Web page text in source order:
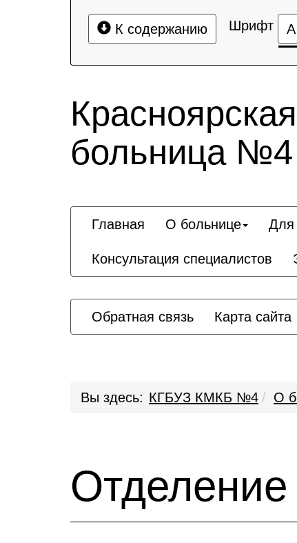
К содержанию Шрифт А
больница №4
Главная О больнице Для
Консультация специалистов
Обратная связь Карта сайта
Вы здесь: КГБУЗ КМКБ №4 О
Отделение